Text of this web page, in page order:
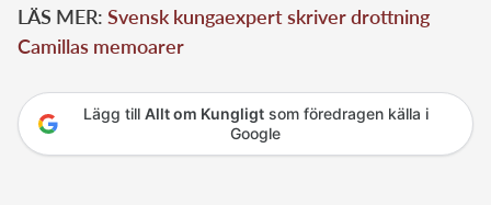
LÄS MER: Svensk kungaexpert skriver drottning
Camillas memoarer
Lägg till Allt om Kungligtsom föredragen källa i
Google